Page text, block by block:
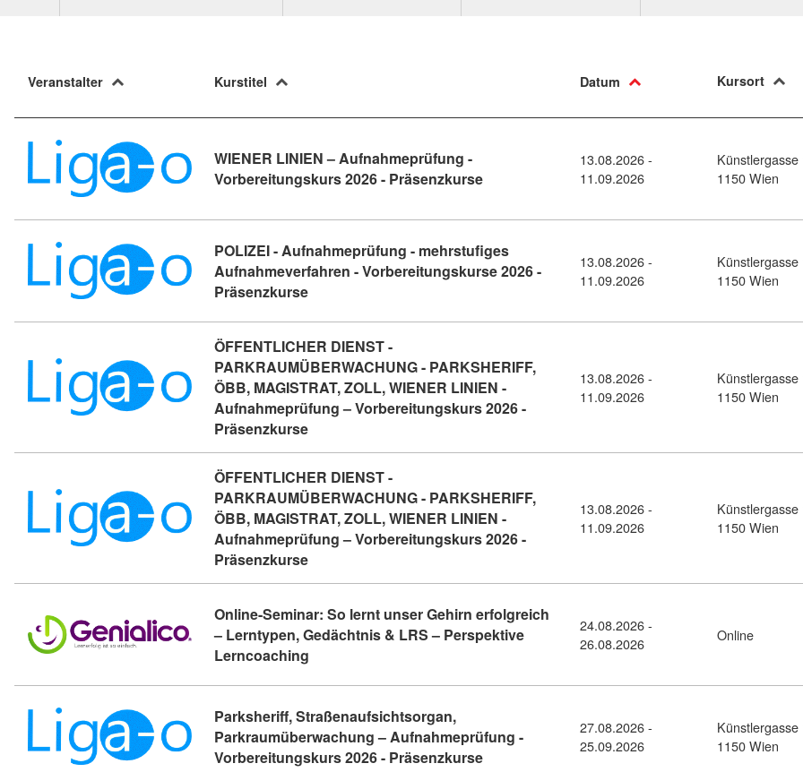
Veranstalter Kurstitel Datum Kursort
WIENER LINIEN – Aufnahmeprüfung -
Vorbereitungskurs 2026 - PräsenzkurseKursdetail: WIENER LINIEN – Aufnahmeprüfung -
13.08.2026 -
11.09.2026
Künstlergasse
1150 Wien
POLIZEI - Aufnahmeprüfung - mehrstufiges
Aufnahmeverfahren - Vorbereitungskurse 2026 -
PräsenzkurseKursdetail: POLIZEI - Aufnahmeprüfung - mehrstufiges Aufnahmeverfahren -
13.08.2026 -
11.09.2026
Künstlergasse
1150 Wien
ÖFFENTLICHER DIENST -
PARKRAUMÜBERWACHUNG - PARKSHERIFF,
ÖBB, MAGISTRAT, ZOLL, WIENER LINIEN -
Aufnahmeprüfung – Vorbereitungskurs 2026 -
PräsenzkurseKursdetail: ÖFFENTLICHER DIENST - PARKRAUMÜBERWACHUNG -
13.08.2026 -
11.09.2026
Künstlergasse
1150 Wien
ÖFFENTLICHER DIENST -
PARKRAUMÜBERWACHUNG - PARKSHERIFF,
ÖBB, MAGISTRAT, ZOLL, WIENER LINIEN -
Aufnahmeprüfung – Vorbereitungskurs 2026 -
PräsenzkurseKursdetail: ÖFFENTLICHER DIENST - PARKRAUMÜBERWACHUNG -
13.08.2026 -
11.09.2026
Künstlergasse
1150 Wien
Online-Seminar: So lernt unser Gehirn erfolgreich
– Lerntypen, Gedächtnis & LRS – Perspektive
Lerncoaching Kursdetail: Online-Seminar: So lernt unser Gehirn erfolgreich – Lerntypen,
24.08.2026 -
26.08.2026
Online
Parksheriff, Straßenaufsichtsorgan,
Parkraumüberwachung – Aufnahmeprüfung -
Vorbereitungskurs 2026 - PräsenzkurseKursdetail: Parksheriff, Straßenaufsichtsorgan,
27.08.2026 -
25.09.2026
Künstlergasse
1150 Wien